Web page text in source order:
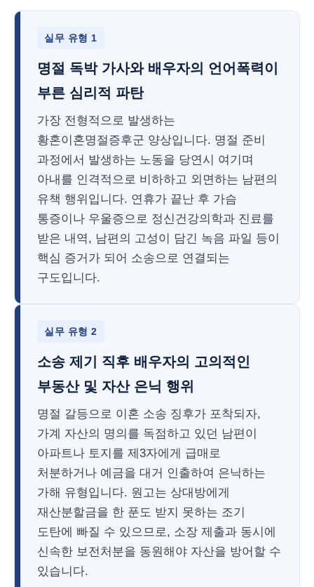
실무 유형 1
명절 독박 가사와 배우자의 언어폭력이
부른 심리적 파탄
가장 전형적으로 발생하는
황혼이혼명절증후군 양상입니다. 명절 준비
과정에서 발생하는 노동을 당연시 여기며
아내를 인격적으로 비하하고 외면하는 남편의
유책 행위입니다. 연휴가 끝난 후 가슴
통증이나 우울증으로 정신건강의학과 진료를
받은 내역, 남편의 고성이 담긴 녹음 파일 등이
핵심 증거가 되어 소송으로 연결되는
구도입니다.
실무 유형 2
소송 제기 직후 배우자의 고의적인
부동산 및 자산 은닉 행위
명절 갈등으로 이혼 소송 징후가 포착되자,
가계 자산의 명의를 독점하고 있던 남편이
아파트나 토지를 제3자에게 급매로
처분하거나 예금을 대거 인출하여 은닉하는
가해 유형입니다. 원고는 상대방에게
재산분할금을 한 푼도 받지 못하는 조기
도탄에 빠질 수 있으므로, 소장 제출과 동시에
신속한 보전처분을 동원해야 자산을 방어할 수
있습니다.